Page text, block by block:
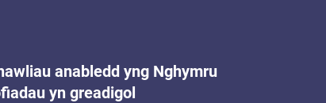
anabledd yng Nghymru
yn greadigol